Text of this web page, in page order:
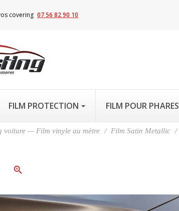
covering 07 56 82 90 10
FILM PROTECTION FILM POUR PHARES
voiture — Film vinyle au mètre Film Satin Metallic
zoom_in